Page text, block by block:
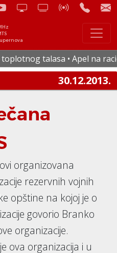
talasa • Apel na
30.12.2013.
organizovana
rezervnih vojnih
opštine na kojoj je o
govorio Branko
organizacije.
ova organizacija i u